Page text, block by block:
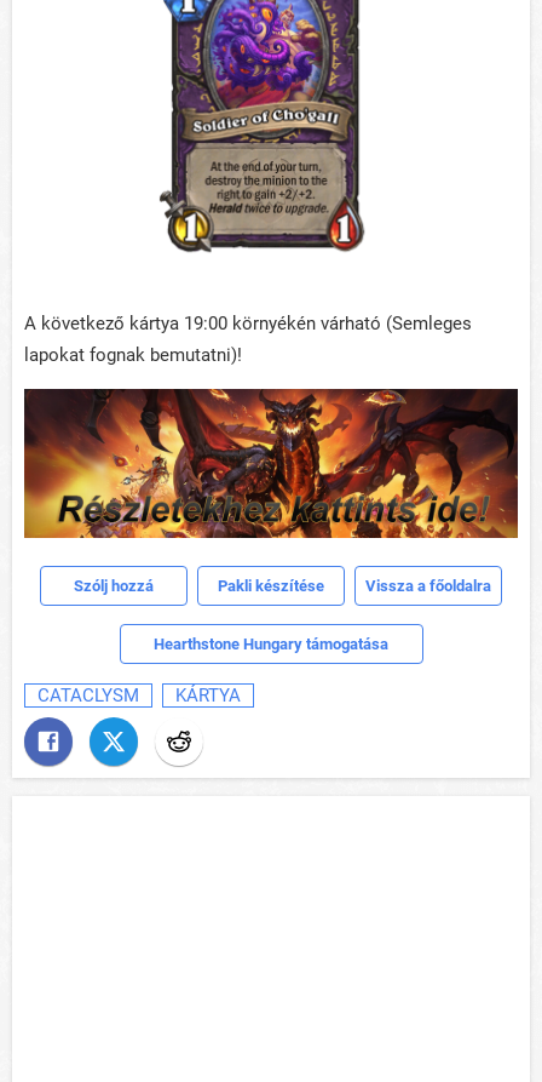
A következő kártya 19:00 környékén várható (Semleges
lapokat fognak bemutatni)!
Szólj hozzá Pakli készítése Vissza a főoldalra
Hearthstone Hungary támogatása
CATACLYSM KÁRTYA